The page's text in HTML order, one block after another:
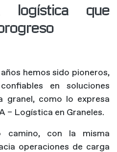
logística que
hemos sido pioneros,
en soluciones
granel, como lo expresa
– Logística en Graneles.
camino, con la misma
operaciones de carga